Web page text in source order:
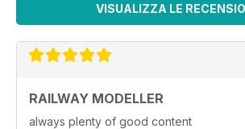
VISUALIZZA LE
RAILWAY MODELLER
always plenty of good content